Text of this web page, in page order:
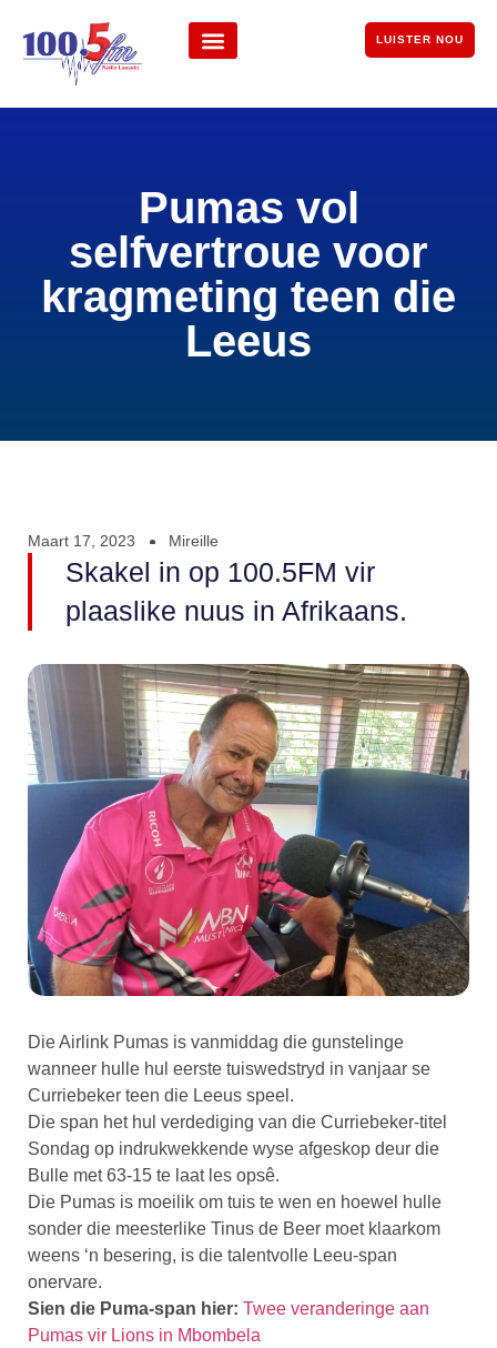
LUISTER NOU
Pumas vol
selfvertroue voor
kragmeting teen die
Leeus
Maart 17, 2023 Mireille
Skakel in op 100.5FM vir
plaaslike nuus in Afrikaans.
Die Airlink Pumas is vanmiddag die gunstelinge
wanneer hulle hul eerste tuiswedstryd in vanjaar se
Curriebeker teen die Leeus speel.
Die span het hul verdediging van die Curriebeker-titel
Sondag op indrukwekkende wyse afgeskop deur die
Bulle met 63-15 te laat les opsê.
Die Pumas is moeilik om tuis te wen en hoewel hulle
sonder die meesterlike Tinus de Beer moet klaarkom
weens ‘n besering, is die talentvolle Leeu-span
onervare.
Sien die Puma-span hier: Twee veranderinge aan
Pumas vir Lions in Mbombela